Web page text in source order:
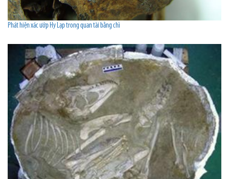
Phát hiện xác ướp Hy Lạp trong quan tài bằng chì